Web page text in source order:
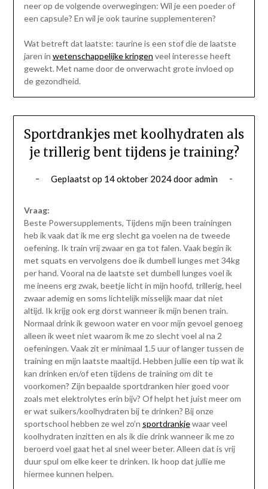
neer op de volgende overwegingen: Wil je een poeder of
een capsule? En wil je ook taurine supplementeren?
Wat betreft dat laatste: taurine is een stof die de laatste
jaren in wetenschappelijke kringen veel interesse heeft
gewekt. Met name door de onverwacht grote invloed op
de gezondheid.
Sportdrankjes met koolhydraten als
je trillerig bent tijdens je training?
Geplaatst op 14 oktober 2024dooradmin
Vraag:
Beste Powersupplements, Tijdens mijn been trainingen
heb ik vaak dat ik me erg slecht ga voelen na de tweede
oefening. Ik train vrij zwaar en ga tot falen. Vaak begin ik
met squats en vervolgens doe ik dumbell lunges met 34kg
per hand. Vooral na de laatste set dumbell lunges voel ik
me ineens erg zwak, beetje licht in mijn hoofd, trillerig, heel
zwaar ademig en soms lichtelijk misselijk maar dat niet
altijd. Ik krijg ook erg dorst wanneer ik mijn benen train.
Normaal drink ik gewoon water en voor mijn gevoel genoeg
alleen ik weet niet waarom ik me zo slecht voel al na 2
oefeningen. Vaak zit er minimaal 1.5 uur of langer tussen de
training en mijn laatste maaltijd. Hebben jullie een tip wat ik
kan drinken en/of eten tijdens de training om dit te
voorkomen? Zijn bepaalde sportdranken hier goed voor
zoals met elektrolytes erin bijv? Of helpt het juist meer om
er wat suikers/koolhydraten bij te drinken? Bij onze
sportschool hebben ze wel zo’n sportdrankjewaar veel
koolhydraten inzitten en als ik die drink wanneer ik me zo
beroerd voel gaat het al snel weer beter. Alleen dat is vrij
duur spul om elke keer te drinken. Ik hoop dat jullie me
hiermee kunnen helpen.